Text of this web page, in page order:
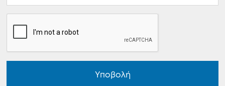
Υποβολή